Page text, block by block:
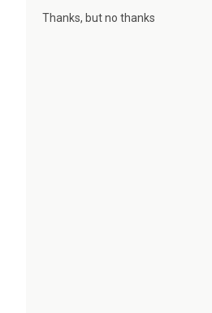
Thanks, but no thanks